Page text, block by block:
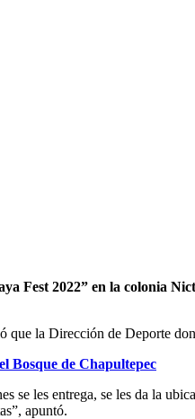
Fest 2022” en la colonia
la Dirección de Deporte
Bosque de Chapultepec
se les entrega, se les da la
apuntó.